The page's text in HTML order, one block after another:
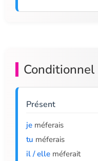
Conditionnel
Présent
je méferais
tu méferais
il / elle méferait